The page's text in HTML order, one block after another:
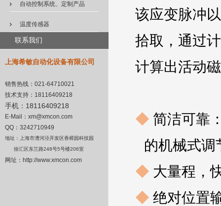
自动控制系统、定制产品
温度传感器
联系我们
上海希敏自动化设备有限公司
销售热线： 021-64710021
技术支持： 18116409218
手机： 18116409218
E-Mail ： xm@xmcon.com
QQ：3242710949
地址：上海市漕河泾开发区香樟园科技园
徐汇区东兰路248号5号楼206室
网址： http://www.xmcon.com
该应变脉冲
拾取，通过
计算出活动
◆ 简洁可靠
的机械式调
◆ 大量程，
◆ 绝对位置